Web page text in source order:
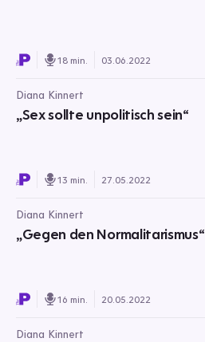
18 min. 03.06.2022
Diana Kinnert
„Sex sollte unpolitisch sein“
13 min. 27.05.2022
Diana Kinnert
„Gegen den Normalitarismus“
16 min. 20.05.2022
Diana Kinnert